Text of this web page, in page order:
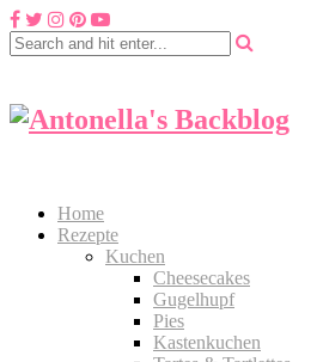
Home
Rezepte
Kuchen
Cheesecakes
Gugelhupf
Pies
Kastenkuchen